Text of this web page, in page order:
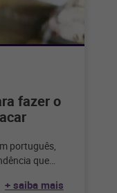
fazer o
português,
que
+ saiba mais